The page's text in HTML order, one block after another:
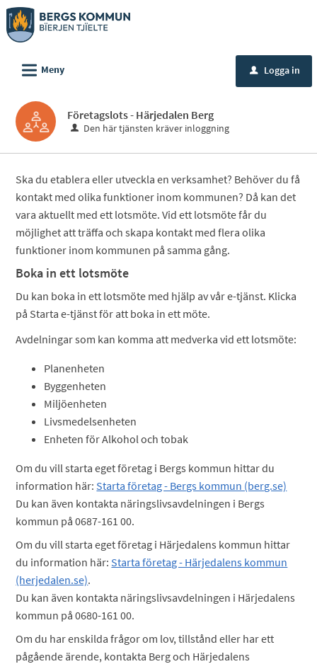
Välkommen
till
tjänster
Bergs
kommun
L Meny u Logga in
Företagslots - Härjedalen Berg
Den här tjänsten kräver inloggning
Ska du etablera eller utveckla en verksamhet? Behöver du få
kontakt med olika funktioner inom kommunen? Då kan det
vara aktuellt med ett lotsmöte. Vid ett lotsmöte får du
möjlighet att träffa och skapa kontakt med flera olika
funktioner inom kommunen på samma gång.
Boka in ett lotsmöte
Du kan boka in ett lotsmöte med hjälp av vår e-tjänst. Klicka
på Starta e-tjänst för att boka in ett möte.
Avdelningar som kan komma att medverka vid ett lotsmöte:
Planenheten
Byggenheten
Miljöenheten
Livsmedelsenheten
Enheten för Alkohol och tobak
Om du vill starta eget företag i Bergs kommun hittar du
information här: Starta företag - Bergs kommun (berg.se)
Du kan även kontakta näringslivsavdelningen i Bergs
kommun på 0687-161 00.
Om du vill starta eget företag i Härjedalens kommun hittar
du information här: Starta företag - Härjedalens kommun
(herjedalen.se).
Du kan även kontakta näringslivsavdelningen i Härjedalens
kommun på 0680-161 00.
Om du har enskilda frågor om lov, tillstånd eller har ett
pågående ärende, kontakta Berg och Härjedalens